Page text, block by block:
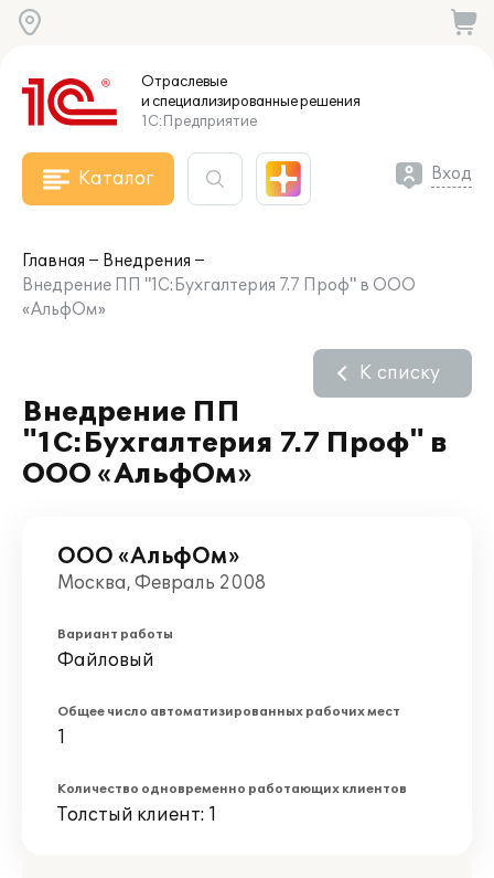
Отраслевые
и специализированныерешения
1С:Предприятие
Каталог Вход
Главная
Внедрения
Внедрение ПП "1С:Бухгалтерия 7.7 Проф" в ООО
«АльфОм»
Внедрение ПП
"1С:Бухгалтерия 7.7 Проф" в
ООО «АльфОм»
К списку
ООО «АльфОм»
Москва, Февраль 2008
Вариант работы
Файловый
Общее число автоматизированных рабочих мест
1
Количество одновременно работающих клиентов
Толстый клиент: 1